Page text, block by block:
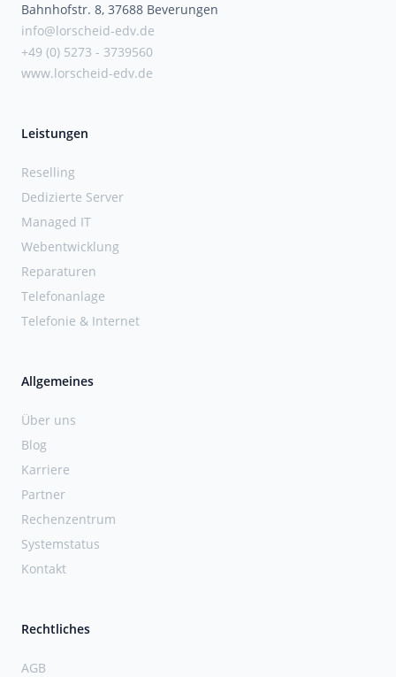
Bahnhofstr. 8, 37688 Beverungen
info@lorscheid-edv.de
+49 (0) 5273 - 3739560
www.lorscheid-edv.de
Leistungen
Reselling
Dedizierte Server
Managed IT
Webentwicklung
Reparaturen
Telefonanlage
Telefonie & Internet
Allgemeines
Über uns
Blog
Karriere
Partner
Rechenzentrum
Systemstatus
Kontakt
Rechtliches
AGB